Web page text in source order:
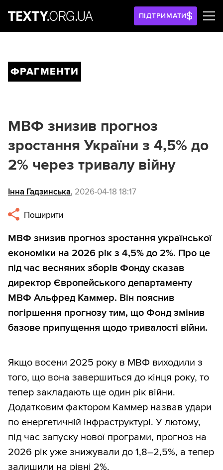
ПІДТРИМАТИ
ФРАГМЕНТИ
МВФ знизив прогноз
зростання України з 4,5% до
2% через тривалу війну
Інна Гадзинська, 2026-04-18 18:17
Поширити
МВФ знизив прогноз зростання української
економіки на 2026 рік з 4,5% до 2%. Про це
під час весняних зборів Фонду сказав
директор Європейського департаменту
МВФ Альфред Каммер. Він пояснив
погіршення прогнозу тим, що Фонд змінив
базове припущення щодо тривалості війни.
Якщо восени 2025 року в МВФ виходили з
того, що вона завершиться до кінця року, то
тепер закладають ще один рік війни.
Додатковим фактором Каммер назвав удари
по енергетичній інфраструктурі. У лютому,
під час запуску нової програми, прогноз на
2026 рік уже знижували до 1,8–2,5%, а тепер
залишили на рівні 2%.